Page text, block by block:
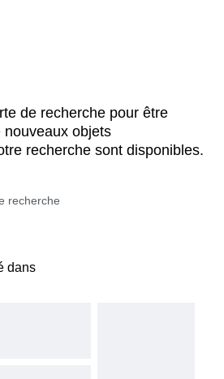
de recherche pour être
nouveaux objets
recherche sont disponibles.
dans